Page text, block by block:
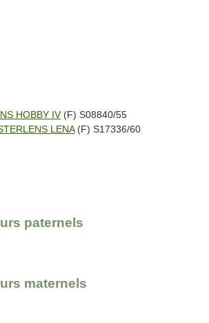
HOBBY IV(F) S08840/55
LENA(F) S17336/60
paternels
maternels